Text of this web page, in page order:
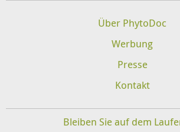
Über PhytoDoc
Werbung
Presse
Kontakt
Bleiben Sie auf dem